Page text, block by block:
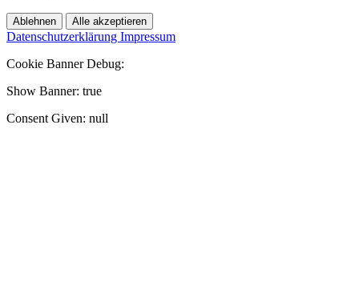
Ablehnen Alle akzeptieren
Datenschutzerklärung Impressum
Cookie Banner Debug:
Show Banner: true
Consent Given: null